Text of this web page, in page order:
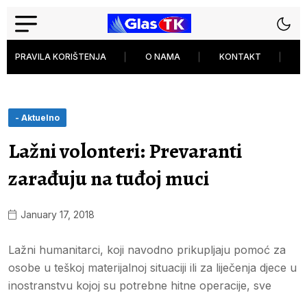
PRAVILA KORIŠTENJA O NAMA KONTAKT
- Aktuelno
Lažni volonteri: Prevaranti
zarađuju na tuđoj muci
January 17, 2018
Lažni humanitarci, koji navodno prikupljaju pomoć za
osobe u teškoj materijalnoj situaciji ili za liječenja djece u
inostranstvu kojoj su potrebne hitne operacije, sve